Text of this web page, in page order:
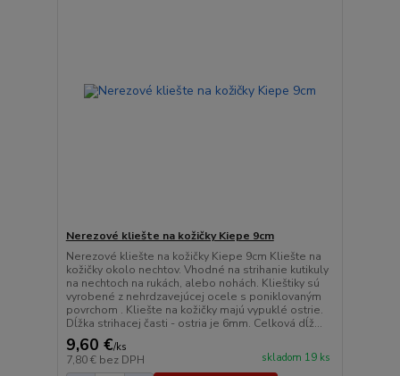
Nerezové kliešte na kožičky Kiepe 9cm
Nerezové kliešte na kožičky Kiepe 9cm Kliešte na
kožičky okolo nechtov. Vhodné na strihanie kutikuly
na nechtoch na rukách, alebo nohách. Klieštiky sú
vyrobené z nehrdzavejúcej ocele s poniklovaným
povrchom . Kliešte na kožičky majú vypuklé ostrie.
Dĺžka strihacej časti - ostria je 6mm. Celková dĺž...
9,60 €/ks
7,80 € bez DPH skladom 19 ks